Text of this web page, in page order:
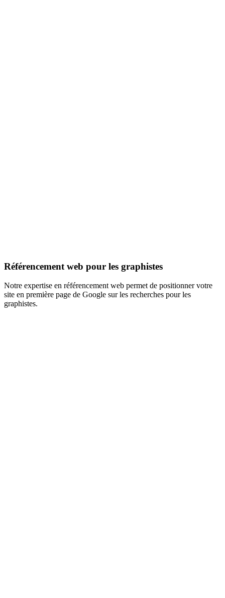
Référencement web pour les graphistes
Notre expertise en référencement web permet de positionner votre
site en première page de Google sur les recherches pour les
graphistes.